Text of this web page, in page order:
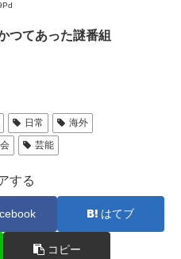
つてあった謎番組
日常
海外
芸能
する
はてブ
コピー